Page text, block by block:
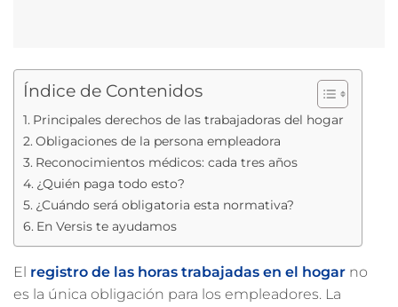
Índice de Contenidos
Principales derechos de las trabajadoras del hogar
Obligaciones de la persona empleadora
Reconocimientos médicos: cada tres años
¿Quién paga todo esto?
¿Cuándo será obligatoria esta normativa?
En Versis te ayudamos
El registro de las horas trabajadas en el hogar no
es la única obligación para los empleadores. La